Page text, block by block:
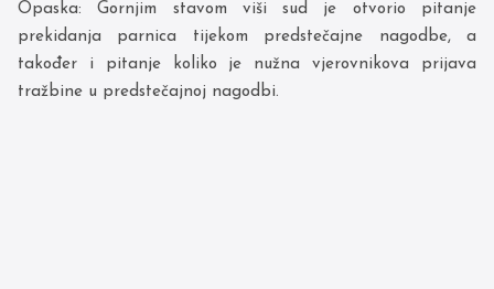
Opaska: Gornjim stavom viši sud je otvorio pitanje
prekidanja parnica tijekom predstečajne nagodbe, a
također i pitanje koliko je nužna vjerovnikova prijava
tražbine u predstečajnoj nagodbi.